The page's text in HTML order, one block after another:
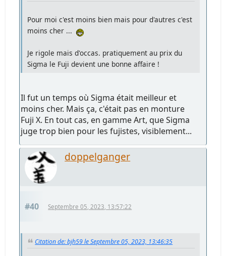
Pour moi c'est moins bien mais pour d'autres c'est
moins cher ...
Je rigole mais d'occas. pratiquement au prix du
Sigma le Fuji devient une bonne affaire !
Il fut un temps où Sigma était meilleur et
moins cher. Mais ça, c'était pas en monture
Fuji X. En tout cas, en gamme Art, que Sigma
juge trop bien pour les fujistes, visiblement...
doppelganger
#40 Septembre 05, 2023, 13:57:22
Citation de: bjh59 le Septembre 05, 2023, 13:46:35